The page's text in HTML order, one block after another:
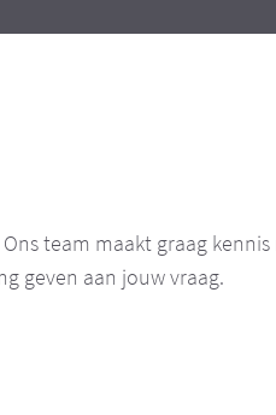
team maakt graag
geven aan jouw vraag.